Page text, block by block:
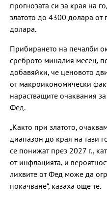
прогнозата си за края на
златото до 4300 долара
долара.
Прибирането на печалби
среброто миналия месец,
добавяйки, че ценовото
от макроикономически
нарастващите очаквания
Фед.
„Както при златото,
диапазон до края на тази
се понижат през 2027 г.,
от инфлацията, и
лихвите от Фед може да
покачване“, казаха още те.